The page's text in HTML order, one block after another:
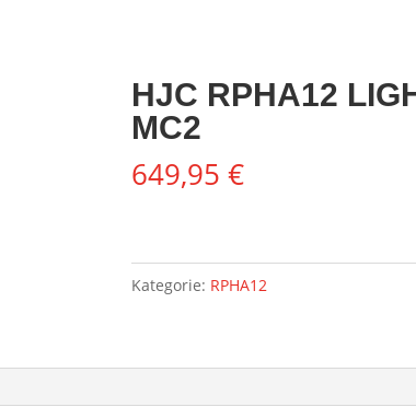
HJC RPHA12
MC2
649,95€
Kategorie: RPHA12